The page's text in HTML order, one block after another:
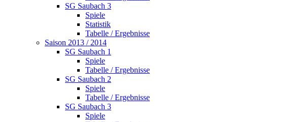
SG Saubach 3
Spiele
Statistik
Tabelle / Ergebnisse
Saison 2013 / 2014
SG Saubach 1
Spiele
Tabelle / Ergebnisse
SG Saubach 2
Spiele
Tabelle / Ergebnisse
SG Saubach 3
Spiele